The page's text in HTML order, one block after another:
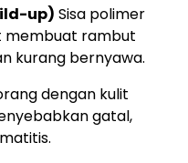
up) Sisa polimer
membuat rambut
kurang bernyawa.
dengan kulit
gatal,